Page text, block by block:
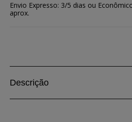
Envio Expresso: 3/5 dias ou
aprox.
Descrição